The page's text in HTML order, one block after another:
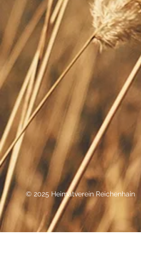
© 2025 Heimatverein Reichenhain